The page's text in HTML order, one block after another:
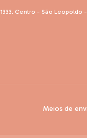
Centro - São Leopoldo -
Meios de